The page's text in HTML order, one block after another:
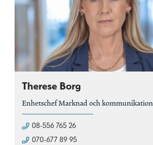
Therese Borg
Enhetschef Marknad och kommunikation
08-556 765 26
070-677 89 95